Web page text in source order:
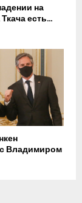
на
есть...
Владимиром